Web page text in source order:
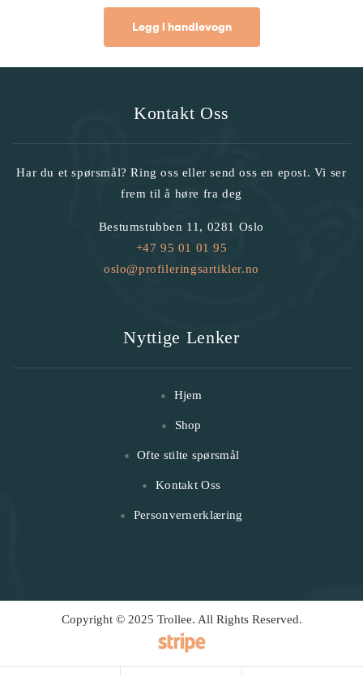
Legg i handlevogn
Kontakt Oss
Har du et spørsmål? Ring oss eller send oss en epost. Vi ser
frem til å høre fra deg
Bestumstubben 11, 0281 Oslo
+47 95 01 01 95
oslo@profileringsartikler.no
Nyttige Lenker
Hjem
Shop
Ofte stilte spørsmål
Kontakt Oss
Personvernerklæring
Copyright © 2025 Trollee. All Rights Reserved.